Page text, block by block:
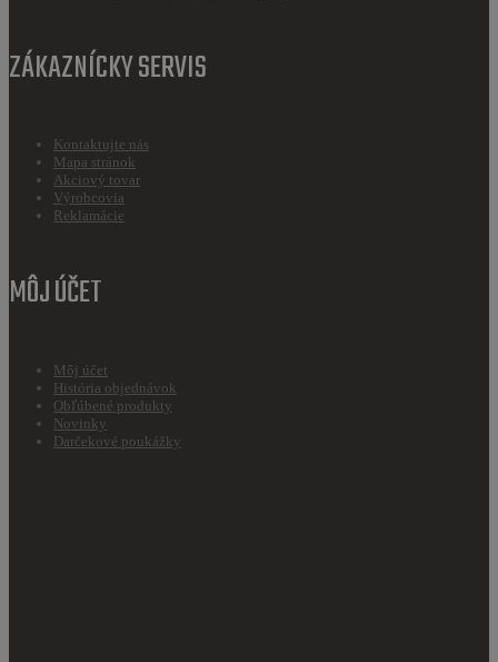
ZÁKAZNÍCKY SERVIS
Kontaktujte nás
Mapa stránok
Akciový tovar
Výrobcovia
Reklamácie
MÔJ ÚČET
Môj účet
História objednávok
Obľúbené produkty
Novinky
Darčekové poukážky